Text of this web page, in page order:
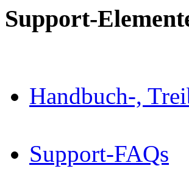
Support-
Handbuch-,
Support-FAQs